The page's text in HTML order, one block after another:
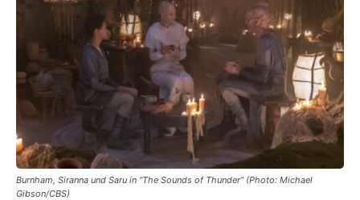
Burnham, Siranna und Saru in “The Sounds of Thunder” (Photo: Michael
Gibson/CBS)